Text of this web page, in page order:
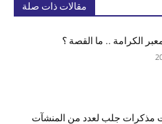
مقالات ذات صلة
مذكرات جلب لعدد من المنشآت